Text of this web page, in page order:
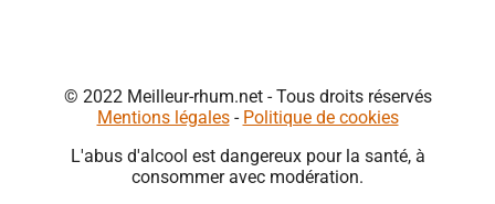
© 2022 Meilleur-rhum.net - Tous droits réservés
Mentions légales- Politique de cookies
L'abus d'alcool est dangereux pour la santé, à
consommer avec modération.